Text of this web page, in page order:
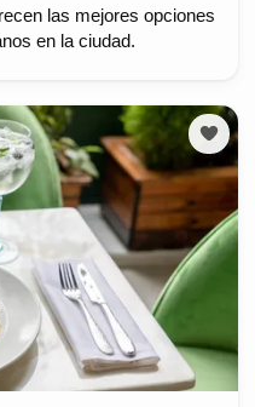
las mejores opciones
en la ciudad.